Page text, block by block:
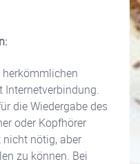
Internetverbindung.
die Wiedergabe des
oder Kopfhörer
nötig, aber
zu können. Bei